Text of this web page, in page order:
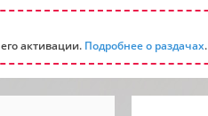
активации. Подробнее о раздачах.